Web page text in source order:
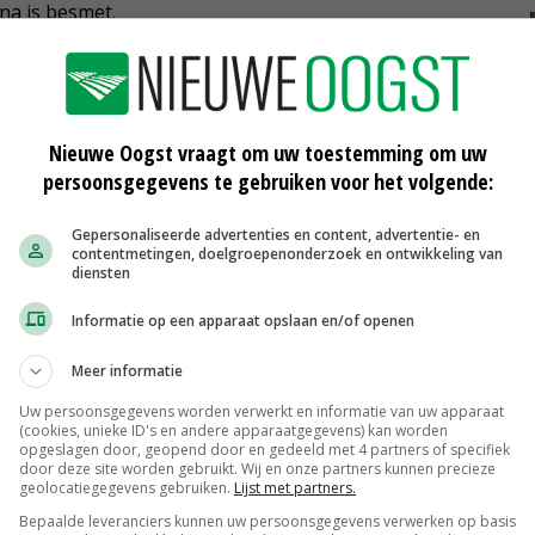
is besmet.
problemen op voor de vele jongeren die in
jaar kunnen nog geen boosterprik halen. De
– ook diegene zonder vaccinatie of booster -
met een besmet persoon, mits ze klachtenvrij zijn.
van levensmiddelen is de situatie volgens het CBL
die per definitie ouder dan 18
roept medewerkers dan ook op zich vooral te laten
te halen.
niet inhoudelijk reageren op het voorstel van de
de wijzigingen die minister Ernst Kuipers vrijdag al
maar kan niet aangeven of de quarantaineregels
Nieuwe Oogst vraagt om uw toestemming om uw
persoonsgegevens te gebruiken voor het volgende:
Gepersonaliseerde advertenties en content, advertentie- en
contentmetingen, doelgroepenonderzoek en ontwikkeling van
diensten
Informatie op een apparaat opslaan en/of openen
Meer informatie
Uw persoonsgegevens worden verwerkt en informatie van uw apparaat
(cookies, unieke ID's en andere apparaatgegevens) kan worden
opgeslagen door, geopend door en gedeeld met 4 partners of specifiek
door deze site worden gebruikt. Wij en onze partners kunnen precieze
geolocatiegegevens gebruiken. Lijst met partners.
Bepaalde leveranciers kunnen uw persoonsgegevens verwerken op basis